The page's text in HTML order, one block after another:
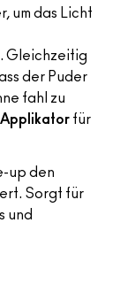
um das Licht
Gleichzeitig
der Puder
fahl zu
für
up den
Sorgt für
und